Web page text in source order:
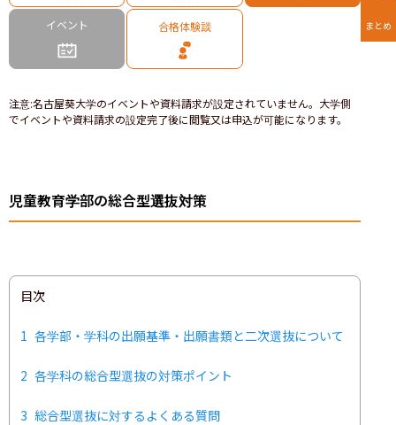
イベント 合格体験談
注意:名古屋葵大学のイベントや資料請求が設定されていません。大学側
でイベントや資料請求の設定完了後に閲覧又は申込が可能になります。
児童教育学部の総合型選抜対策
目次
1 各学部・学科の出願基準・出願書類と二次選抜について
2 各学科の総合型選抜の対策ポイント
3 総合型選抜に対するよくある質問
まとめ